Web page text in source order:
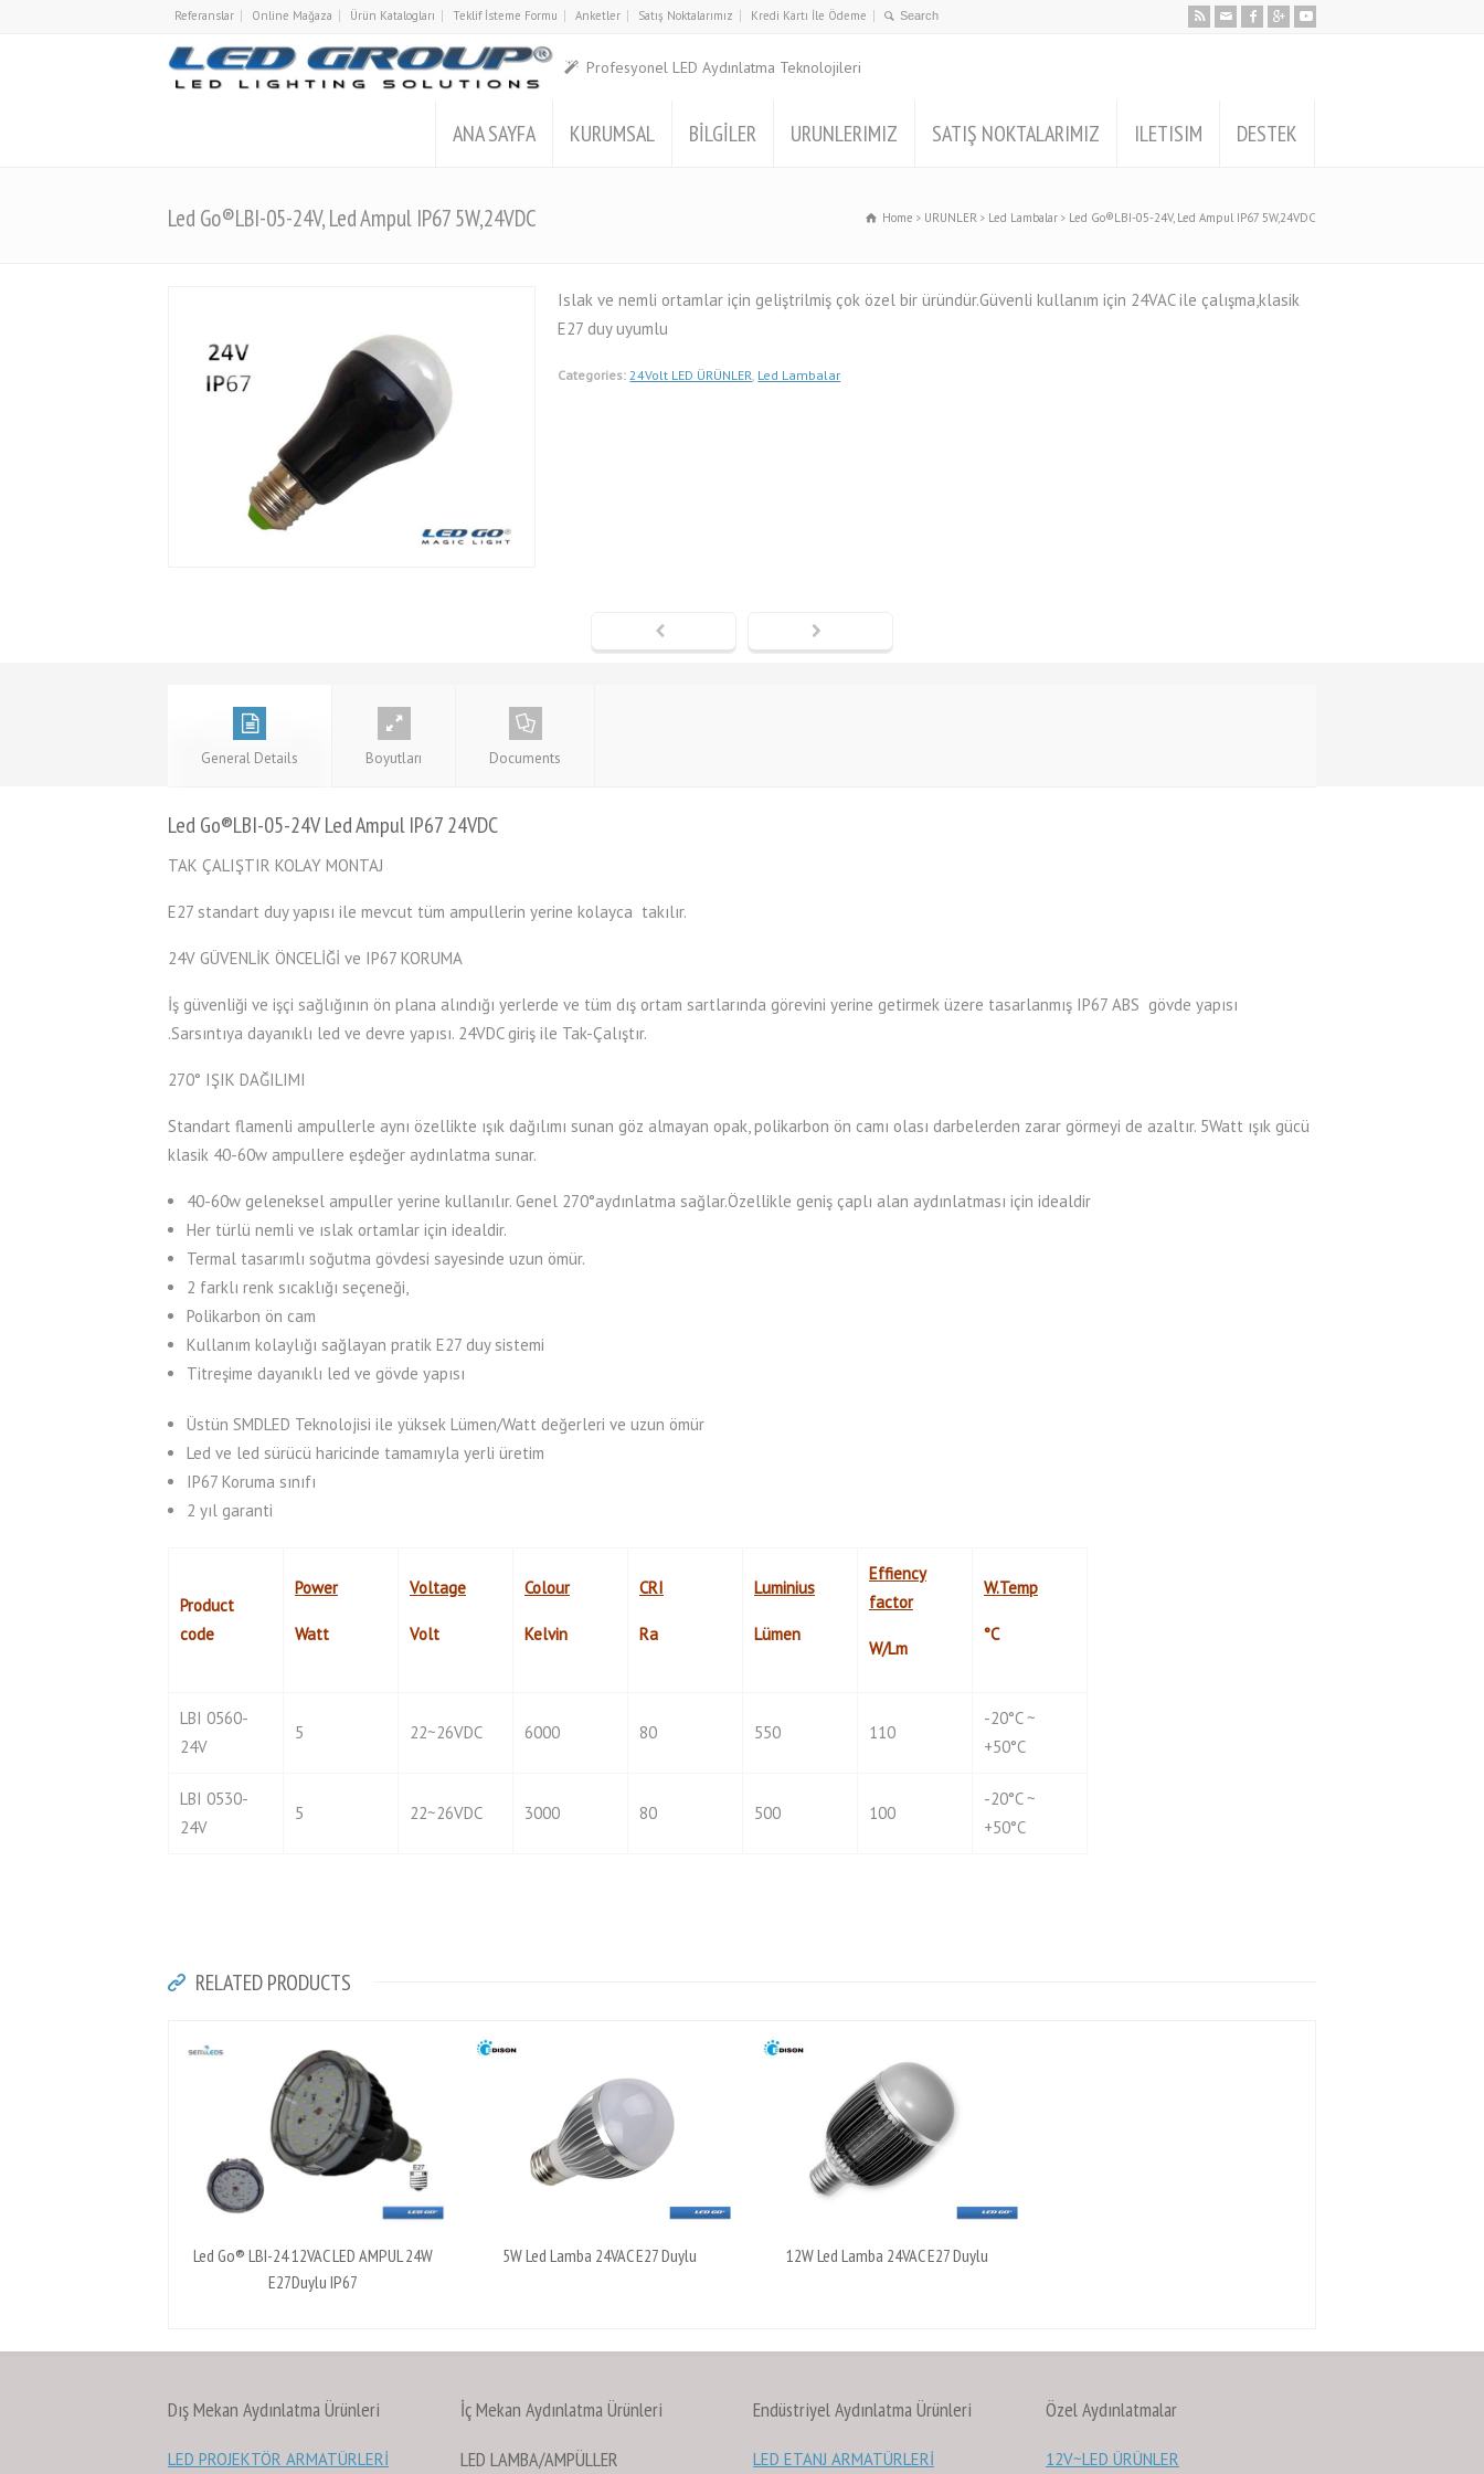
Referanslar Online Mağaza Ürün Katalogları Teklif İsteme Formu Anketler Satış Noktalarımız Kredi Kartı İle Ödeme
Profesyonel LED Aydınlatma Teknolojileri
ANA SAYFA KURUMSAL BİLGİLER URUNLERIMIZ SATIŞ NOKTALARIMIZ ILETISIM DESTEK
Led Go®LBI-05-24V, Led Ampul IP67 5W,24VDC Home URUNLER Led Lambalar Led Go®LBI-05-24V, Led Ampul IP67 5W,24VDC
Islak ve nemli ortamlar için geliştrilmiş çok özel bir üründür.Güvenli kullanım için 24VAC ile çalışma,klasik
E27 duy uyumlu
Categories: 24Volt LED ÜRÜNLER, Led Lambalar
General Details Boyutları Documents
Led Go®LBI-05-24V Led Ampul IP67 24VDC
TAK ÇALIŞTIR KOLAY MONTAJ
E27 standart duy yapısı ile mevcut tüm ampullerin yerine kolayca takılır.
24V GÜVENLİK ÖNCELİĞİ ve IP67 KORUMA
İş güvenliği ve işçi sağlığının ön plana alındığı yerlerde ve tüm dış ortam sartlarında görevini yerine getirmek üzere tasarlanmış IP67 ABS gövde yapısı
.Sarsıntıya dayanıklı led ve devre yapısı. 24VDC giriş ile Tak-Çalıştır.
270° IŞIK DAĞILIMI
Standart flamenli ampullerle aynı özellikte ışık dağılımı sunan göz almayan opak, polikarbon ön camı olası darbelerden zarar görmeyi de azaltır. 5Watt ışık gücü
klasik 40-60w ampullere eşdeğer aydınlatma sunar.
40-60w geleneksel ampuller yerine kullanılır. Genel 270°aydınlatma sağlar.Özellikle geniş çaplı alan aydınlatması için idealdir
Her türlü nemli ve ıslak ortamlar için idealdir.
Termal tasarımlı soğutma gövdesi sayesinde uzun ömür.
2 farklı renk sıcaklığı seçeneği,
Polikarbon ön cam
Kullanım kolaylığı sağlayan pratik E27 duy sistemi
Titreşime dayanıklı led ve gövde yapısı
Üstün SMDLED Teknolojisi ile yüksek Lümen/Watt değerleri ve uzun ömür
Led ve led sürücü haricinde tamamıyla yerli üretim
IP67 Koruma sınıfı
2 yıl garanti
Product
code
Power
Watt
Voltage
Volt
Colour
Kelvin
CRI
Ra
Luminius
Lümen
Effiency
factor
W/Lm
W.Temp
°C
LBI 0560-
24V
5 22~26VDC 6000 80 550 110
-20°C ~
+50°C
LBI 0530-
24V
5 22~26VDC 3000 80 500 100
-20°C ~
+50°C
RELATED PRODUCTS
Led Go® LBI-24 12VAC LED AMPUL 24W
E27Duylu IP67
5W Led Lamba 24VAC E27 Duylu 12W Led Lamba 24VAC E27 Duylu
Dış Mekan Aydınlatma Ürünleri
LED PROJEKTÖR ARMATÜRLERİ
İç Mekan Aydınlatma Ürünleri
LED LAMBA/AMPÜLLER
Endüstriyel Aydınlatma Ürünleri
LED ETANJ ARMATÜRLERİ
Özel Aydınlatmalar
12V~LED ÜRÜNLER